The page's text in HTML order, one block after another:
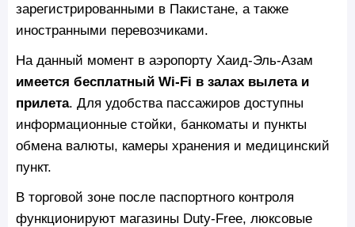
зарегистрированными в Пакистане, а также
иностранными перевозчиками.
На данный момент в аэропорту Хаид-Эль-Азам
имеется бесплатный Wi‑Fi в залах вылета и
прилета. Для удобства пассажиров доступны
информационные стойки, банкоматы и пункты
обмена валюты, камеры хранения и медицинский
пункт.
В торговой зоне после паспортного контроля
функционируют магазины Duty‑Free, люксовые